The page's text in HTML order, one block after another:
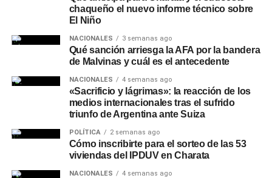
chaqueño el nuevo informe técnico sobre
El Niño
NACIONALES 3 semanas ago
Qué sanción arriesga la AFA por la bandera
de Malvinas y cuál es el antecedente
NACIONALES 4 semanas ago
«Sacrificio y lágrimas»: la reacción de los
medios internacionales tras el sufrido
triunfo de Argentina ante Suiza
POLÍTICA 2 semanas ago
Cómo inscribirte para el sorteo de las 53
viviendas del IPDUV en Charata
NACIONALES 4 semanas ago